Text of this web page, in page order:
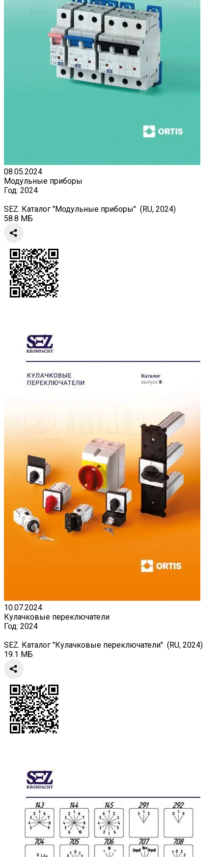
08.05.2024
Модульные приборы
Год: 2024
SEZ. Каталог "Модульные приборы" (RU, 2024)
58.8 МБ
10.07.2024
Кулачковые переключатели
Год: 2024
SEZ. Каталог "Кулачковые переключатели" (RU, 2024)
19.1 МБ